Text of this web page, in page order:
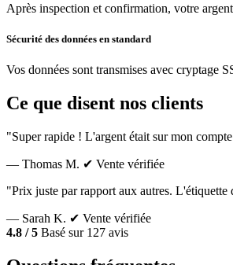
Après inspection et confirmation, votre
Sécurité des données en standard
Vos données sont transmises avec cryptage
Ce que disent nos clients
"Super rapide ! L'argent était sur mon
— Thomas M. ✔ Vente vérifiée
"Prix juste par rapport aux autres.
— Sarah K. ✔ Vente vérifiée
4.8 / 5 Basé sur 127 avis